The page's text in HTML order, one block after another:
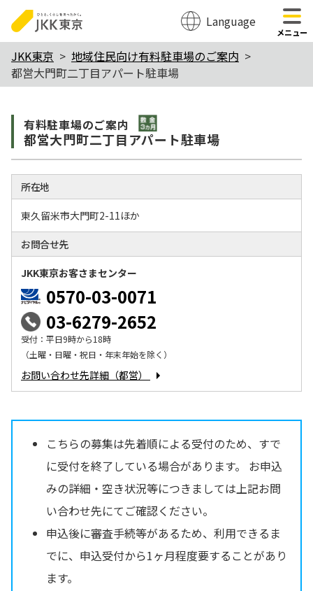
のページの本文へ移動
Language
メニュー
JKK東京
地域住民向け有料駐車場のご案内
都営大門町二丁目アパート駐車場
有料駐⾞場のご案内 敷金3か月
都営大門町二丁目アパート駐車場
所在地
東久留米市大門町2-11ほか
お問合せ先
JKK東京お客さまセンター
0570-03-0071
03-6279-2652
受付：平日9時から18時
（土曜・日曜・祝日・年末年始を除く）
お問い合わせ先詳細（都営）
こちらの募集は先着順による受付のため、すで
に受付を終了している場合があります。 お申込
みの詳細・空き状況等につきましては上記お問
い合わせ先にてご確認ください。
申込後に審査手続等があるため、利用できるま
でに、申込受付から1ヶ月程度要することがあり
ます。